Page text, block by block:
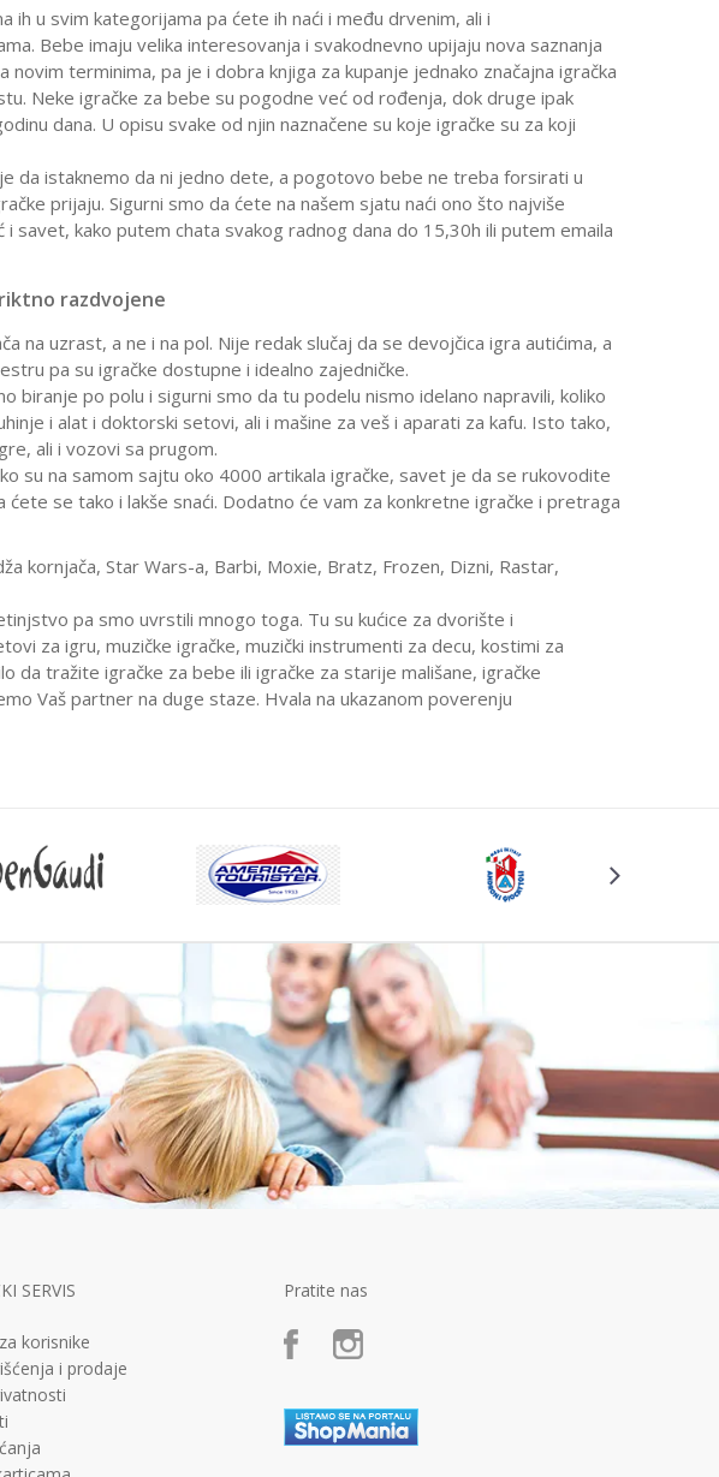
ih u svim kategorijama pa ćete ih naći i među drvenim, ali i
Bebe imaju velika interesovanja i svakodnevno upijaju nova saznanja
novim terminima, pa je i dobra knjiga za kupanje jednako značajna igračka
Neke igračke za bebe su pogodne već od rođenja, dok druge ipak
dana. U opisu svake od njin naznačene su koje igračke su za koji
da istaknemo da ni jedno dete, a pogotovo bebe ne treba forsirati u
prijaju. Sigurni smo da ćete na našem sjatu naći ono što najviše
savet, kako putem chata svakog radnog dana do 15,30h ili putem emaila
razdvojene
na uzrast, a ne i na pol. Nije redak slučaj da se devojčica igra autićima, a
pa su igračke dostupne i idealno zajedničke.
biranje po polu i sigurni smo da tu podelu nismo idelano napravili, koliko
i alat i doktorski setovi, ali i mašine za veš i aparati za kafu. Isto tako,
ali i vozovi sa prugom.
su na samom sajtu oko 4000 artikala igračke, savet je da se rukovodite
se tako i lakše snaći. Dodatno će vam za konkretne igračke i pretraga
kornjača, Star Wars-a, Barbi, Moxie, Bratz, Frozen, Dizni, Rastar,
pa smo uvrstili mnogo toga. Tu su kućice za dvorište i
za igru, muzičke igračke, muzički instrumenti za decu, kostimi za
da tražite igračke za bebe ili igračke za starije mališane, igračke
Vaš partner na duge staze. Hvala na ukazanom poverenju
SERVIS
korisnike
i prodaje
Pratite nas